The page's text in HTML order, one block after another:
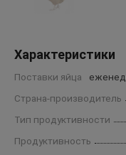
Характеристики
Поставки яйца
Страна-производитель
Тип продуктивности
Продуктивность